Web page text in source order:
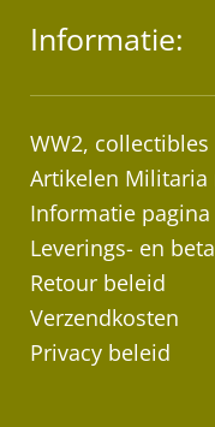
Informatie:
WW2,
Artikelen
Informatie pagina
Leverings- en
Retour beleid
Verzendkosten
Privacy beleid